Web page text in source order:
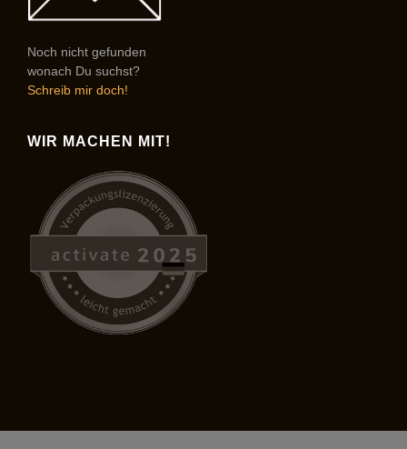
Noch nicht gefunden
wonach Du suchst?
Schreib mir doch!
WIR MACHEN MIT!